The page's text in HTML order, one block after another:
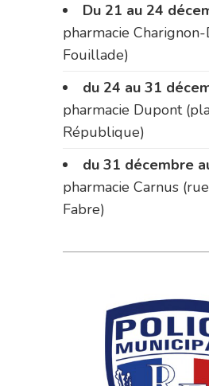
Du 21 au 24
pharmacie
Fouillade)
du 24 au 31
pharmacie Dupont
République)
du 31 décembre
pharmacie Carnus
Fabre)